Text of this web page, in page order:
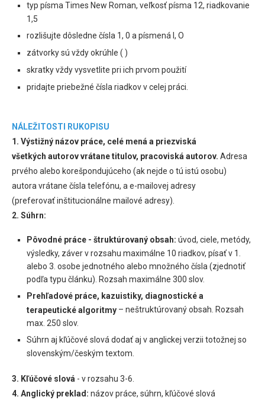
typ písma Times New Roman, veľkosť písma 12, riadkovanie
1,5
rozlišujte dôsledne čísla 1, 0 a písmená l, O
zátvorky sú vždy okrúhle ( )
skratky vždy vysvetlite pri ich prvom použití
pridajte priebežné čísla riadkov v celej práci.
NÁLEŽITOSTI RUKOPISU
1. Výstižný názov práce, celé mená a priezviská
všetkých autorov vrátane titulov, pracoviská autorov. Adresa
prvého alebo korešpondujúceho (ak nejde o tú istú osobu)
autora vrátane čísla telefónu, a e-mailovej adresy
(preferovať inštitucionálne mailové adresy).
2. Súhrn:
Pôvodné práce - štruktúrovaný obsah: úvod, ciele, metódy,
výsledky, záver v rozsahu maximálne 10 riadkov, písať v 1.
alebo 3. osobe jednotného alebo množného čísla (zjednotiť
podľa typu článku). Rozsah maximálne 300 slov.
Prehľadové práce, kazuistiky, diagnostické a
terapeutické algoritmy – neštruktúrovaný obsah. Rozsah
max. 250 slov.
Súhrn aj kľúčové slová dodať aj v anglickej verzii totožnej so
slovenským/českým textom.
3. Kľúčové slová - v rozsahu 3-6.
4. Anglický preklad: názov práce, súhrn, kľúčové slová